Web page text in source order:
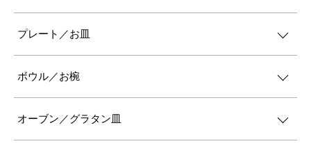
プレート／お皿
ボウル／お椀
オーブン／グラタン皿